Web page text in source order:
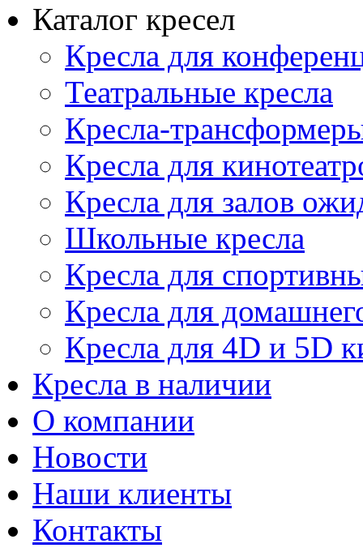
Каталог кресел
Кресла для
Театральные кресла
Кресла-
Кресла для
Кресла для залов
Школьные кресла
Кресла для
Кресла для
Кресла для 4D и 5D
Кресла в наличии
О компании
Новости
Наши клиенты
Контакты